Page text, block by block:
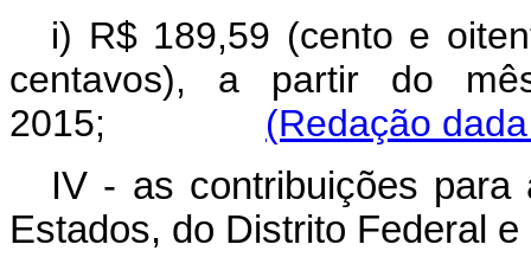
i) R$ 189,59 (cento e
centavos), a partir do
2015; (Redação
IV - as contribuições
Estados, do Distrito Federal